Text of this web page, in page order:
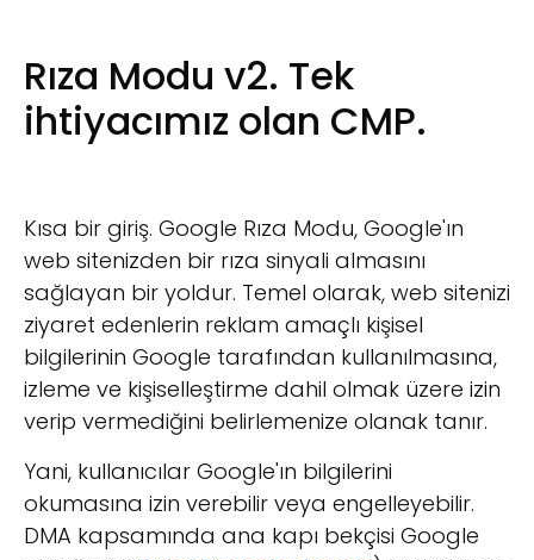
Rıza Modu v2. Tek
ihtiyacımız olan CMP.
Kısa bir giriş. Google Rıza Modu, Google'ın
web sitenizden bir rıza sinyali almasını
sağlayan bir yoldur. Temel olarak, web sitenizi
ziyaret edenlerin reklam amaçlı kişisel
bilgilerinin Google tarafından kullanılmasına,
izleme ve kişiselleştirme dahil olmak üzere izin
verip vermediğini belirlemenize olanak tanır.
Yani, kullanıcılar Google'ın bilgilerini
okumasına izin verebilir veya engelleyebilir.
DMA kapsamında ana kapı bekçisi Google